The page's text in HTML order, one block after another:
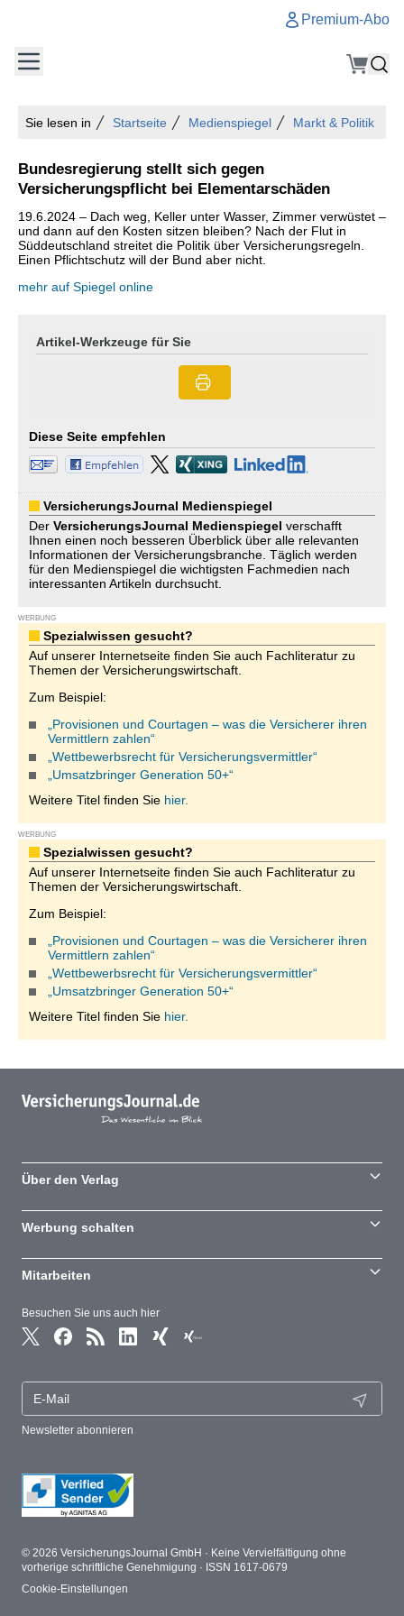
Premium-Abo
Sie lesen in Startseite Medienspiegel Markt & Politik
Bundesregierung stellt sich gegen
Versicherungspflicht bei Elementarschäden
19.6.2024 – Dach weg, Keller unter Wasser, Zimmer verwüstet –
und dann auf den Kosten sitzen bleiben? Nach der Flut in
Süddeutschland streitet die Politik über Versicherungsregeln.
Einen Pflichtschutz will der Bund aber nicht.
mehr auf Spiegel online
Artikel-Werkzeuge für Sie
Diese Seite empfehlen
VersicherungsJournal Medienspiegel
Der VersicherungsJournal Medienspiegel verschafft
Ihnen einen noch besseren Überblick über alle relevanten
Informationen der Versicherungsbranche. Täglich werden
für den Medienspiegel die wichtigsten Fachmedien nach
interessanten Artikeln durchsucht.
WERBUNG
Spezialwissen gesucht?
Auf unserer Internetseite finden Sie auch Fachliteratur zu
Themen der Versicherungswirtschaft.
Zum Beispiel:
„Provisionen und Courtagen – was die Versicherer ihren
Vermittlern zahlen“
„Wettbewerbsrecht für Versicherungsvermittler“
„Umsatzbringer Generation 50+“
Weitere Titel finden Sie hier.
WERBUNG
Spezialwissen gesucht?
Auf unserer Internetseite finden Sie auch Fachliteratur zu
Themen der Versicherungswirtschaft.
Zum Beispiel:
„Provisionen und Courtagen – was die Versicherer ihren
Vermittlern zahlen“
„Wettbewerbsrecht für Versicherungsvermittler“
„Umsatzbringer Generation 50+“
Weitere Titel finden Sie hier.
Besuchen Sie uns auch hier
Newsletter abonnieren
Über den Verlag
Werbung schalten
Mitarbeiten
© 2026 VersicherungsJournal GmbH · Keine Vervielfältigung ohne
vorherige schriftliche Genehmigung · ISSN 1617-0679
Cookie-Einstellungen